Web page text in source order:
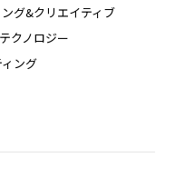
グ&クリエイティブ
クノロジー
ング